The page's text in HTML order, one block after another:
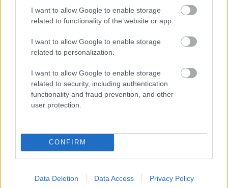
I want to allow Google to enable storage
related to functionality of the website or app.
I want to allow Google to enable storage
related to personalization.
I want to allow Google to enable storage
related to security, including authentication
functionality and fraud prevention, and other
user protection.
CONFIRM
Data Deletion Data Access Privacy Policy
FEJLŐDNI FOG A
KÖZÉPPÁLYA
CARRICK REAKCIÓJA AZ
ATLETICO ELLENI
CARRICK REAKCIÓJA A